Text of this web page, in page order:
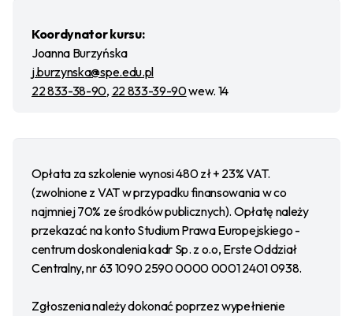
Koordynator kursu:
Joanna Burzyńska
j.burzynska@spe.edu.pl
22 833-38-90, 22 833-39-90wew. 14
Opłata za szkolenie wynosi 480 zł + 23% VAT.
(zwolnione z VAT w przypadku finansowania w co
najmniej 70% ze środków publicznych). Opłatę należy
przekazać na konto Studium Prawa Europejskiego -
centrum doskonalenia kadr Sp. z o.o, Erste Oddział
Centralny, nr 63 1090 2590 0000 0001 2401 0938.
Zgłoszenia należy dokonać poprzez wypełnienie